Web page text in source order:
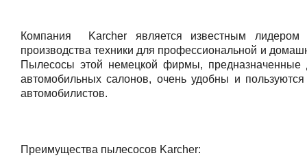
Компания Karcher является известным лидером
производства техники для профессиональной и
Пылесосы этой немецкой фирмы, предназначенные
автомобильных салонов, очень удобны и
автомобилистов.
Преимущества пылесосов Karcher: